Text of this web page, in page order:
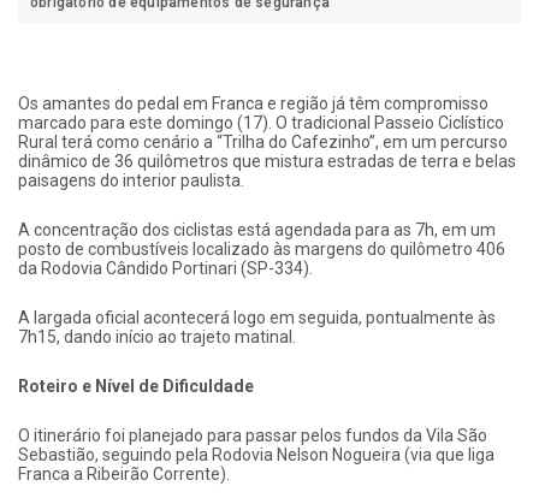
Os amantes do pedal em Franca e região já têm compromisso
marcado para este domingo (17). O tradicional Passeio Ciclístico
Rural terá como cenário a “Trilha do Cafezinho”, em um percurso
dinâmico de 36 quilômetros que mistura estradas de terra e belas
paisagens do interior paulista.
A concentração dos ciclistas está agendada para as 7h, em um
posto de combustíveis localizado às margens do quilômetro 406
da Rodovia Cândido Portinari (SP-334).
A largada oficial acontecerá logo em seguida, pontualmente às
7h15, dando início ao trajeto matinal.
Roteiro e Nível de Dificuldade
O itinerário foi planejado para passar pelos fundos da Vila São
Sebastião, seguindo pela Rodovia Nelson Nogueira (via que liga
Franca a Ribeirão Corrente).